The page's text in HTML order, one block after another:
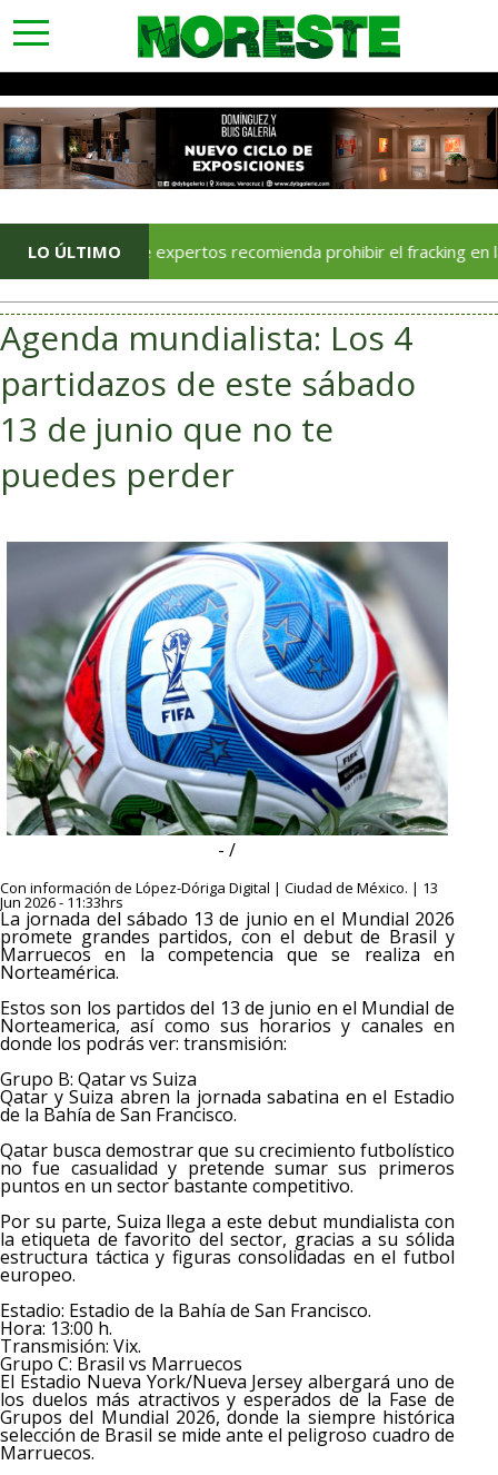
toggle
navigation
LO ÚLTIMO
de expertos recomienda prohibir el fracking en la cuenca
Agenda mundialista: Los 4
partidazos de este sábado
13 de junio que no te
puedes perder
- /
Con información de López-Dóriga Digital | Ciudad de México. | 13
Jun 2026 - 11:33hrs
La jornada del sábado 13 de junio en el Mundial 2026
promete grandes partidos, con el debut de Brasil y
Marruecos en la competencia que se realiza en
Norteamérica.
Estos son los partidos del 13 de junio en el Mundial de
Norteamerica, así como sus horarios y canales en
donde los podrás ver: transmisión:
Grupo B: Qatar vs Suiza
Qatar y Suiza abren la jornada sabatina en el Estadio
de la Bahía de San Francisco.
Qatar busca demostrar que su crecimiento futbolístico
no fue casualidad y pretende sumar sus primeros
puntos en un sector bastante competitivo.
Por su parte, Suiza llega a este debut mundialista con
la etiqueta de favorito del sector, gracias a su sólida
estructura táctica y figuras consolidadas en el futbol
europeo.
Estadio: Estadio de la Bahía de San Francisco.
Hora: 13:00 h.
Transmisión: Vix.
Grupo C: Brasil vs Marruecos
El Estadio Nueva York/Nueva Jersey albergará uno de
los duelos más atractivos y esperados de la Fase de
Grupos del Mundial 2026, donde la siempre histórica
selección de Brasil se mide ante el peligroso cuadro de
Marruecos.